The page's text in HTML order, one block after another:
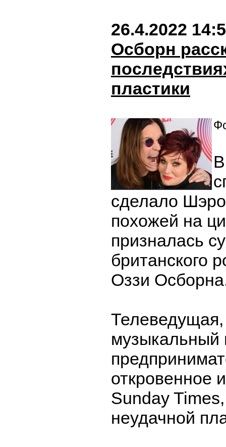
26.4.2022
Осборн
пластики
сделало
похожей на
призналась
британского
Оззи
музыкальный
откровенное
Sunday
неудачной